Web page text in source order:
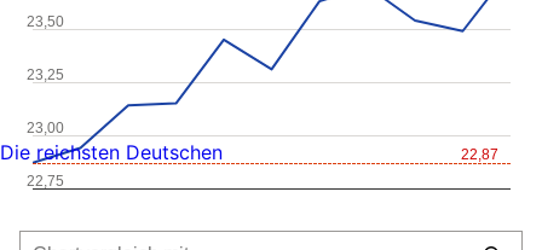
22,87
22,75
23,00
23,25
23,50
Die reichsten Deutschen